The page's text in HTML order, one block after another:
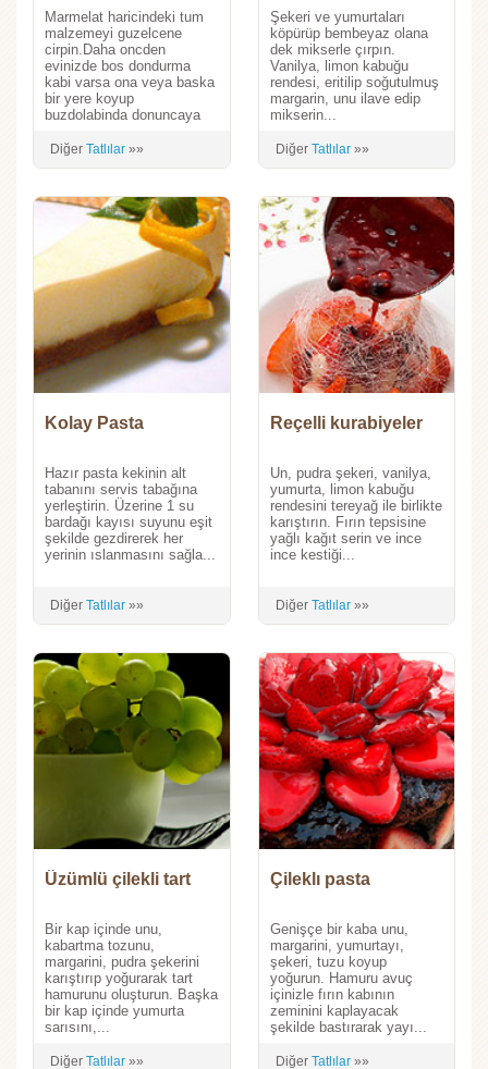
Marmelat haricindeki tum
malzemeyi guzelcene
cirpin.Daha oncden
evinizde bos dondurma
kabi varsa ona veya baska
bir yere koyup
buzdolabinda donuncaya
Diğer Tatlılar »»
Şekeri ve yumurtaları
köpürüp bembeyaz olana
dek mikserle çırpın.
Vanilya, limon kabuğu
rendesi, eritilip soğutulmuş
margarin, unu ilave edip
mikserin...
Diğer Tatlılar»»
Kolay Pasta
Hazır pasta kekinin alt
tabanını servis tabağına
yerleştirin. Üzerine 1 su
bardağı kayısı suyunu eşit
şekilde gezdirerek her
yerinin ıslanmasını sağla...
Diğer Tatlılar »»
Reçelli kurabiyeler
Un, pudra şekeri, vanilya,
yumurta, limon kabuğu
rendesini tereyağ ile birlikte
karıştırın. Fırın tepsisine
yağlı kağıt serin ve ince
ince kestiği...
Diğer Tatlılar»»
Üzümlü çilekli tart
Bir kap içinde unu,
kabartma tozunu,
margarini, pudra şekerini
karıştırıp yoğurarak tart
hamurunu oluşturun. Başka
bir kap içinde yumurta
sarısını,...
Diğer Tatlılar »»
Çileklı pasta
Genişçe bir kaba unu,
margarini, yumurtayı,
şekeri, tuzu koyup
yoğurun. Hamuru avuç
içinizle fırın kabının
zeminini kaplayacak
şekilde bastırarak yayı...
Diğer Tatlılar»»